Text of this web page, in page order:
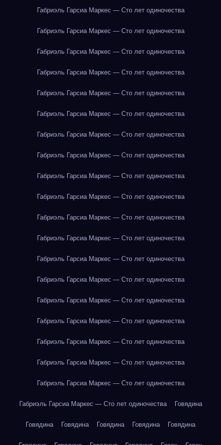
Габриэль Гарсиа Маркес — Сто лет одиночества
Габриэль Гарсиа Маркес — Сто лет одиночества
Габриэль Гарсиа Маркес — Сто лет одиночества
Габриэль Гарсиа Маркес — Сто лет одиночества
Габриэль Гарсиа Маркес — Сто лет одиночества
Габриэль Гарсиа Маркес — Сто лет одиночества
Габриэль Гарсиа Маркес — Сто лет одиночества
Габриэль Гарсиа Маркес — Сто лет одиночества
Габриэль Гарсиа Маркес — Сто лет одиночества
Габриэль Гарсиа Маркес — Сто лет одиночества
Габриэль Гарсиа Маркес — Сто лет одиночества
Габриэль Гарсиа Маркес — Сто лет одиночества
Габриэль Гарсиа Маркес — Сто лет одиночества
Габриэль Гарсиа Маркес — Сто лет одиночества
Габриэль Гарсиа Маркес — Сто лет одиночества
Габриэль Гарсиа Маркес — Сто лет одиночества
Габриэль Гарсиа Маркес — Сто лет одиночества
Габриэль Гарсиа Маркес — Сто лет одиночества
Габриэль Гарсиа Маркес — Сто лет одиночества
Габриэль Гарсиа Маркес — Сто лет одиночества Говядина
Говядина Говядина Говядина Говядина Говядина